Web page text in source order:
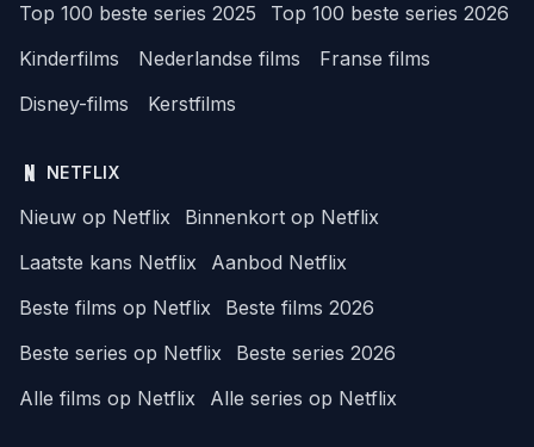
Top 100 beste series 2025
Top 100 beste series 2026
Kinderfilms
Nederlandse films
Franse films
Disney-films
Kerstfilms
NETFLIX
Nieuw op Netflix
Binnenkort op Netflix
Laatste kans Netflix
Aanbod Netflix
Beste films op Netflix
Beste films 2026
Beste series op Netflix
Beste series 2026
Alle films op Netflix
Alle series op Netflix